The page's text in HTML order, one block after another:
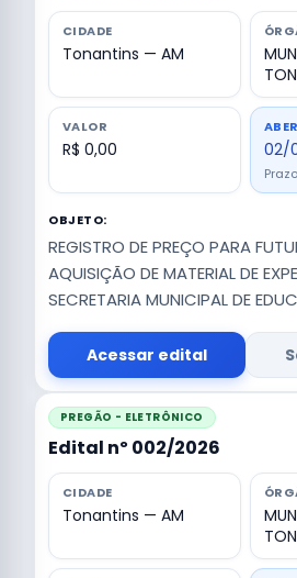
CIDADE
Tonantins — AM
VALOR
R$ 0,00 02/
OBJETO:
REGISTRO DE PREÇO PARA
AQUISIÇÃO DE MATERIAL DE
SECRETARIA MUNICIPAL DE
Acessar edital
PREGÃO - ELETRÔNICO
Edital nº 002/2026
CIDADE
Tonantins — AM